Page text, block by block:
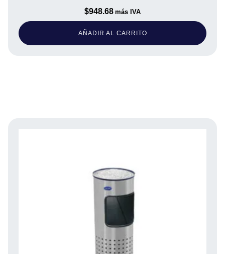
$948.68 más IVA
AÑADIR AL CARRITO